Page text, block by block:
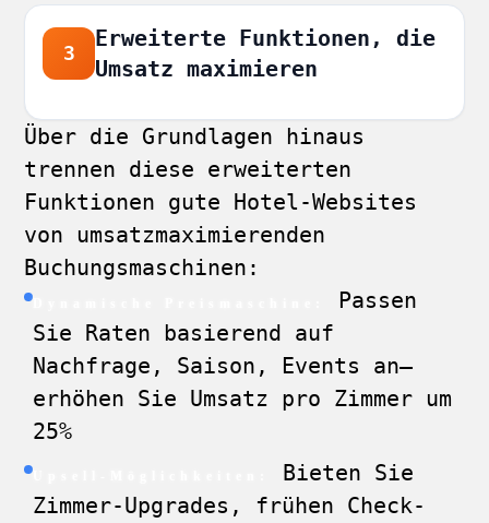
3
Erweiterte Funktionen, die
Umsatz maximieren
Über die Grundlagen hinaus
trennen diese erweiterten
Funktionen gute Hotel-Websites
von umsatzmaximierenden
Buchungsmaschinen:
Passen
Sie Raten basierend auf
Nachfrage, Saison, Events an—
erhöhen Sie Umsatz pro Zimmer um
25%
Bieten Sie
Zimmer-Upgrades, frühen Check-